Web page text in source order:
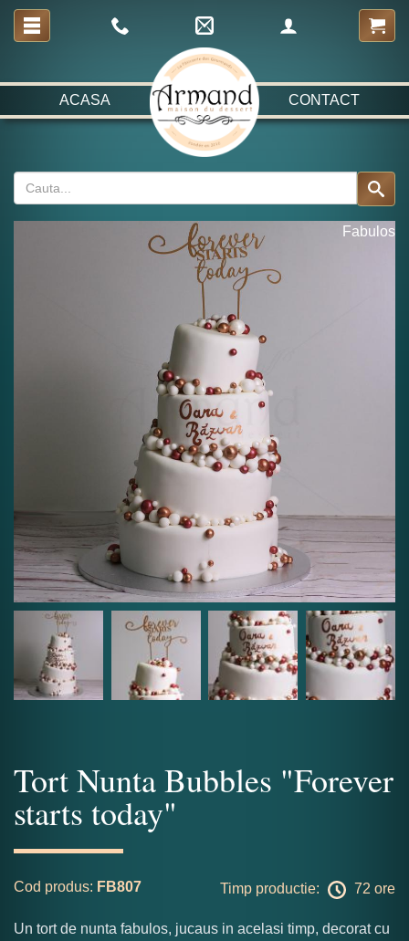
ACASA CONTACT
Fabulos
Tort Nunta Bubbles "Forever
starts today"
Cod produs: FB807 Timp productie: 72 ore
Un tort de nunta fabulos, jucaus in acelasi timp, decorat cu